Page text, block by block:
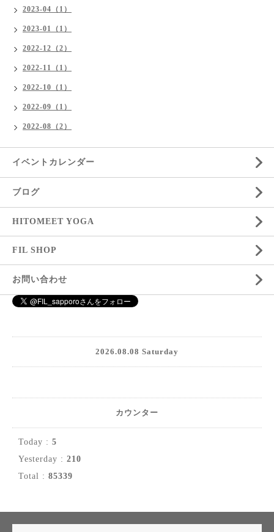
2023-04（1）
2023-01（1）
2022-12（2）
2022-11（1）
2022-10（1）
2022-09（1）
2022-08（2）
イベントカレンダー
ブログ
HITOMEET YOGA
FIL SHOP
お問い合わせ
2026.08.08 Saturday
カウンター
Today : 5
Yesterday : 210
Total : 85339